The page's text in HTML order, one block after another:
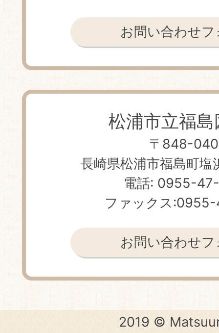
お問い合わせフ
松浦市立福
〒848-
長崎県松浦市福島町
電話: 0955-
ファックス
お問い合わせフ
2019 ©